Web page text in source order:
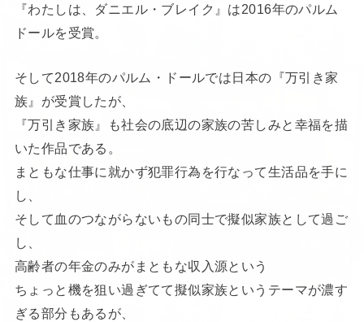
『わたしは、ダニエル・ブレイク』は2016年のパルム
ドールを受賞。
そして2018年のパルム・ドールでは日本の『万引き家
族』が受賞したが、
『万引き家族』も社会の底辺の家族の苦しみと幸福を描
いた作品である。
まともな仕事に就かず犯罪行為を行なって生活品を手に
し、
そして血のつながらないもの同士で擬似家族として過ご
し、
高齢者の年金のみがまともな収入源という
ちょっと機を狙い過ぎてて擬似家族というテーマが濃す
ぎる部分もあるが、